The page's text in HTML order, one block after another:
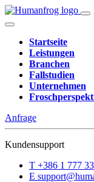
Startseite
Leistungen
Branchen
Fallstudien
Unternehmen
Anfrage
Kundensupport
T +386 1 777
E